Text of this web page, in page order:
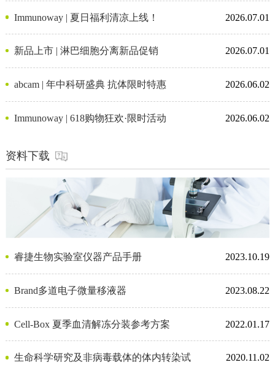
卡
Immunoway | 夏日福利清凉上线！ 2026.07.01
新品上市 | 淋巴细胞分离新品促销 2026.07.01
abcam | 年中科研盛典 抗体限时特惠 2026.06.02
Immunoway | 618购物狂欢·限时活动 2026.06.02
资料下载
睿捷生物实验室仪器产品手册 2023.10.19
Brand多道电子微量移液器 2023.08.22
Cell-Box 夏季血清解冻分装参考方案 2022.01.17
生命科学研究及非病毒载体的体内转染试 2020.11.02